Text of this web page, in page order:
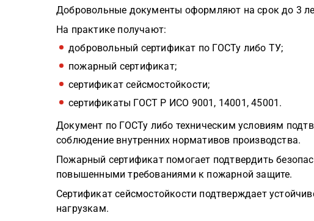
Добровольные документы оформляют на срок до 3
На практике получают:
добровольный сертификат по ГОСТу либо ТУ;
пожарный сертификат;
сертификат сейсмостойкости;
сертификаты ГОСТ Р ИСО 9001, 14001, 45001.
Документ по ГОСТу либо техническим условиям
соблюдение внутренних нормативов производства.
Пожарный сертификат помогает подтвердить
повышенными требованиями к пожарной защите.
Сертификат сейсмостойкости подтверждает
нагрузкам.